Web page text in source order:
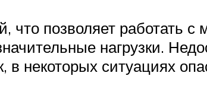
позволяет работать с
нагрузки.
в некоторых ситуациях